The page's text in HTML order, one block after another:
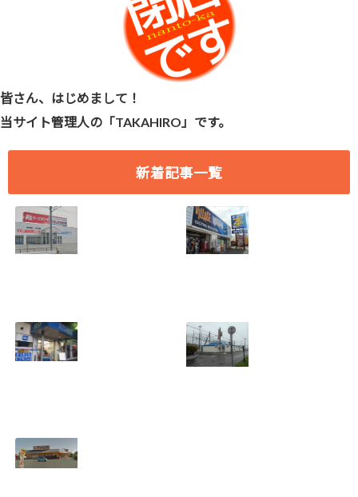
皆さん、はじめまして！
当サイト管理人の「TAKAHIRO」です。
新着記事一覧
2018年7月29日
(日)をもって閉店
2018.07.19
ード刈谷店 2018年
9月17日(月)をもっ
て閉店
2018年7月29日
(日)をもって閉店